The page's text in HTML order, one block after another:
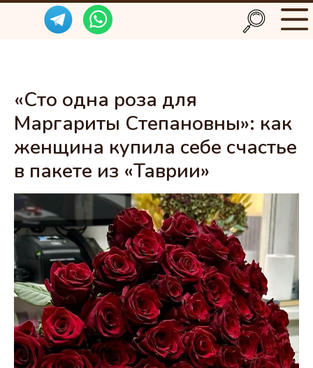
«Сто одна роза для
Маргариты Степановны»: как
женщина купила себе счастье
в пакете из «Таврии»